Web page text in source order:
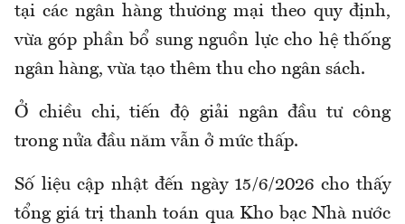
tại các ngân hàng thương mại theo quy định,
vừa góp phần bổ sung nguồn lực cho hệ thống
ngân hàng, vừa tạo thêm thu cho ngân sách.
Ở chiều chi, tiến độ giải ngân đầu tư công
trong nửa đầu năm vẫn ở mức thấp.
Số liệu cập nhật đến ngày 15/6/2026 cho thấy
tổng giá trị thanh toán qua Kho bạc Nhà nước